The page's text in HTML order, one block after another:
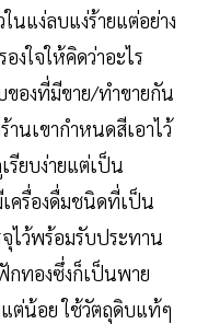
นแง่ลบแง่ร้ายแต่อย่าง
งใจให้คิดว่าอะไร
ของที่มีขาย/ทำขายกัน
นเขากำหนดสีเอาไว้
รียบง่ายแต่เป็น
ครื่องดื่มชนิดที่เป็น
ไว้พร้อมรับประทาน
กทองซึ่งก็เป็นพาย
ต่น้อย ใช้วัตถุดิบแท้ๆ